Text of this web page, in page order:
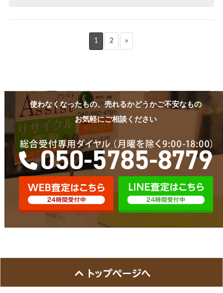
1 2 »
使わなくなったもの、売れるかどうかご不安なもの
お気軽にご相談ください